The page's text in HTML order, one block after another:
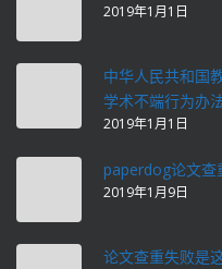
2019年1月1日
中华人民共和国
学术不端行为办
2019年1月1日
paperdog论文查
2019年1月9日
论文查重失败是